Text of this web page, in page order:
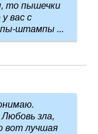
то пышечки
вас с
штампы ...
зла,
вот лучшая